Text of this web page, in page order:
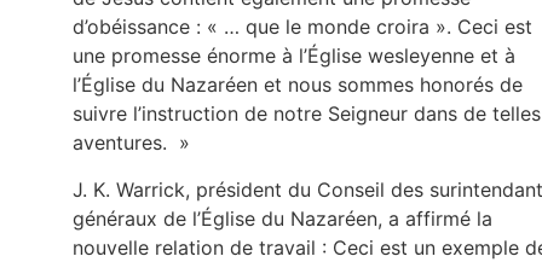
d’obéissance : « … que le monde croira ». Ceci est
une promesse énorme à l’Église wesleyenne et à
l’Église du Nazaréen et nous sommes honorés de
suivre l’instruction de notre Seigneur dans de telles
aventures. »
J. K. Warrick, président du Conseil des
généraux de l’Église du Nazaréen, a affirmé la
nouvelle relation de travail : Ceci est un exemple